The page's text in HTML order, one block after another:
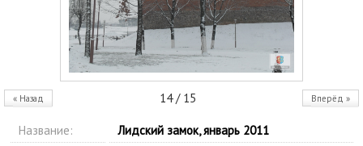
« Назад 14 / 15 Вперёд »
Название:
Лидский замок, январь 2011